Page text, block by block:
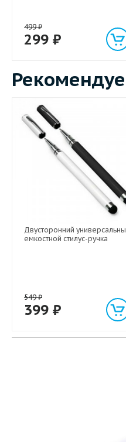
499₽
299 ₽
Двусторонний
емкостной стилус-ручка
549₽
399 ₽